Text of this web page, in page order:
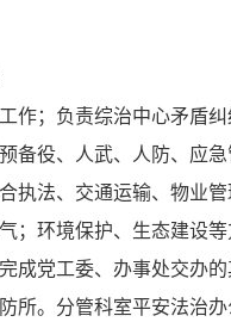
作；负责综治中心矛盾
备役、人武、人防、应
执法、交通运输、物业管
；环境保护、生态建设
成党工委、办事处交办
所。分管科室平安法治